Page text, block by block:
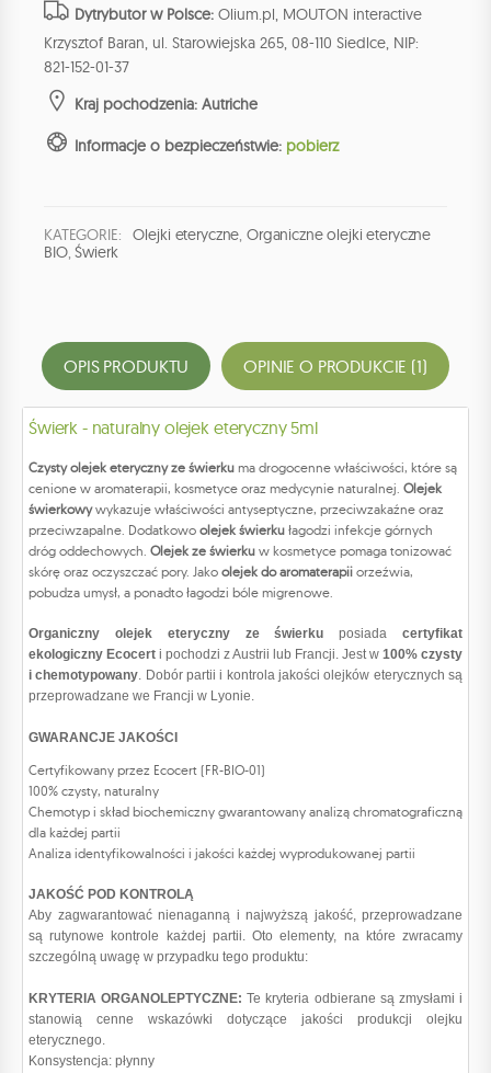
Dytrybutor w Polsce: Olium.pl, MOUTON interactive
Krzysztof Baran, ul. Starowiejska 265, 08-110 Siedlce, NIP:
821-152-01-37
Kraj pochodzenia: Autriche
Informacje o bezpieczeństwie: pobierz
KATEGORIE: Olejki eteryczne, Organiczne olejki eteryczne
BIO,Świerk
OPIS PRODUKTU OPINIE O PRODUKCIE (1)
Świerk - naturalny olejek eteryczny 5ml
Czysty olejek eteryczny ze świerku ma drogocenne właściwości, które są
cenione w aromaterapii, kosmetyce oraz medycynie naturalnej. Olejek
świerkowywykazuje właściwości antyseptyczne, przeciwzakaźne oraz
przeciwzapalne. Dodatkowo olejek świerku łagodzi infekcje górnych
dróg oddechowych. Olejek ze świerku w kosmetyce pomaga tonizować
skórę oraz oczyszczać pory. Jako olejek do aromaterapii orzeźwia,
pobudza umysł, a ponadto łagodzi bóle migrenowe.
Organiczny olejek eteryczny ze świerku posiadacertyfikat
ekologiczny Ecocert i pochodzi z Austrii lub Francji. Jest w 100% czysty
i chemotypowany. Dobór partii i kontrola jakości olejków eterycznych są
przeprowadzane we Francji w Lyonie.
GWARANCJE JAKOŚCI
Certyfikowany przez Ecocert (FR-BIO-01)
100% czysty, naturalny
Chemotyp i skład biochemiczny gwarantowany analizą chromatograficzną
dla każdej partii
Analiza identyfikowalności i jakości każdej wyprodukowanej partii
JAKOŚĆ POD KONTROLĄ
Aby zagwarantować nienaganną i najwyższą jakość, przeprowadzane
są rutynowe kontrole każdej partii. Oto elementy, na które zwracamy
szczególną uwagę w przypadku tego produktu:
KRYTERIA ORGANOLEPTYCZNE:Te kryteria odbierane są zmysłami i
stanowią cenne wskazówki dotyczące jakości produkcji olejku
eterycznego.
Konsystencja: płynny